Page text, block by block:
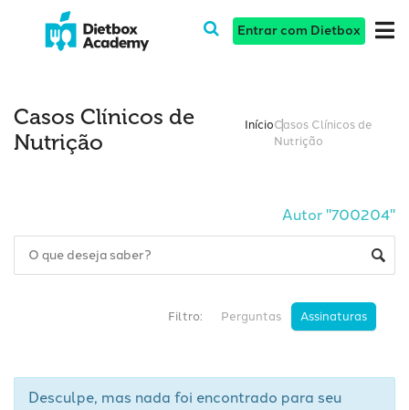
Entrar com Dietbox
Casos Clínicos de
Nutrição
InícioCasos Clínicos de
Nutrição
Autor "700204"
Filtro: Perguntas Assinaturas
Desculpe, mas nada foi encontrado para seu